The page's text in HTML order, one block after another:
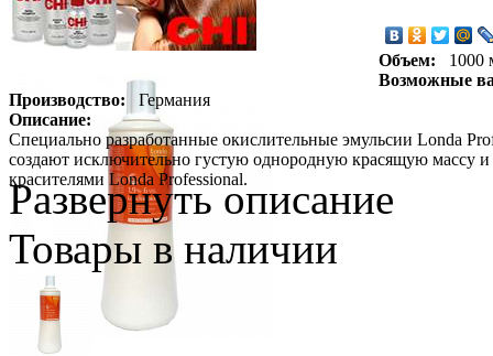
Объем:
1000
Возможные
Производство:
Германия
Описание:
Специально разработанные окислительные эмульсии Londa
создают исключительно густую однородную красящую массу
красителями Londa Professional.
Развернуть описание
Товары в наличии